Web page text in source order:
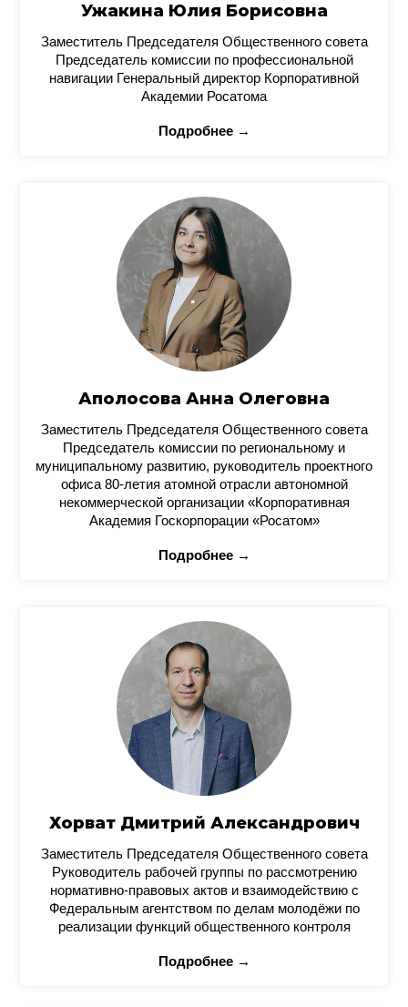
Ужакина Юлия Борисовна
Заместитель Председателя Общественного совета
Председатель комиссии по профессиональной
навигации Генеральный директор Корпоративной
Академии Росатома
Подробнее →
Аполосова Анна Олеговна
Заместитель Председателя Общественного совета
Председатель комиссии по региональному и
муниципальному развитию, руководитель проектного
офиса 80-летия атомной отрасли автономной
некоммерческой организации «Корпоративная
Академия Госкорпорации «Росатом»
Подробнее →
Хорват Дмитрий Александрович
Заместитель Председателя Общественного совета
Руководитель рабочей группы по рассмотрению
нормативно-правовых актов и взаимодействию с
Федеральным агентством по делам молодёжи по
реализации функций общественного контроля
Подробнее →